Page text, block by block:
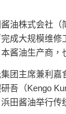
油株式会社（
成大规模维修
酱油生产商，
团主席兼利嘉
吾（Kengo
田酱油举行传